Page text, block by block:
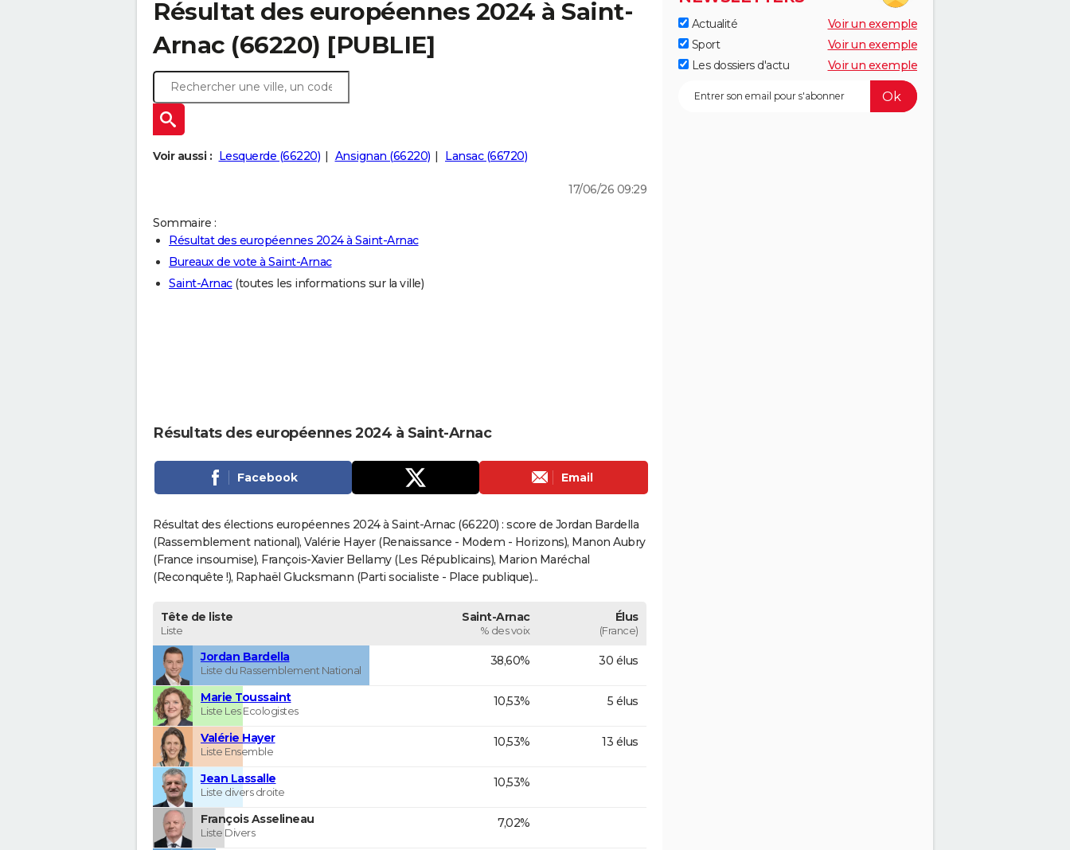
Résultat des européennes 2024 à Saint-
Arnac (66220) [PUBLIE]
Voir aussi : Lesquerde (66220) Ansignan (66220) Lansac (66720)
17/06/26 09:29
Sommaire :
Résultat des européennes 2024 à Saint-Arnac
Bureaux de vote à Saint-Arnac
Saint-Arnac(toutes les informations sur la ville)
Résultats des européennes 2024 à Saint-Arnac
Facebook Email
Résultat des élections européennes 2024 à Saint-Arnac (66220) : score de Jordan Bardella
(Rassemblement national), Valérie Hayer (Renaissance - Modem - Horizons), Manon Aubry
(France insoumise), François-Xavier Bellamy (Les Républicains), Marion Maréchal
(Reconquête !), Raphaël Glucksmann (Parti socialiste - Place publique)...
Tête de liste
Liste
Saint-Arnac
% des voix
Élus
(France)
Jordan Bardella
Liste du Rassemblement National
38,60% 30 élus
Marie Toussaint
Liste Les Ecologistes
10,53% 5 élus
Valérie Hayer
Liste Ensemble
10,53% 13 élus
Jean Lassalle
Liste divers droite
10,53%
François Asselineau
Liste Divers
7,02%
Actualité
Voir un exemple
Sport
Voir un exemple
Les dossiers d'actu
Voir un exemple